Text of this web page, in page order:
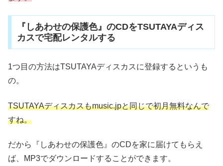
『しあわせの保護色』のCDをTSUTAYAディス
カスで宅配レンタルする
1つ目の方法はTSUTAYAディスカスに登録するというも
の。
TSUTAYAディスカスもmusic.jpと同じで初月無料なんで
すね。
だから『しあわせの保護色』のCDを家に届けてもらえ
ば、MP3でダウンロードすることができます。